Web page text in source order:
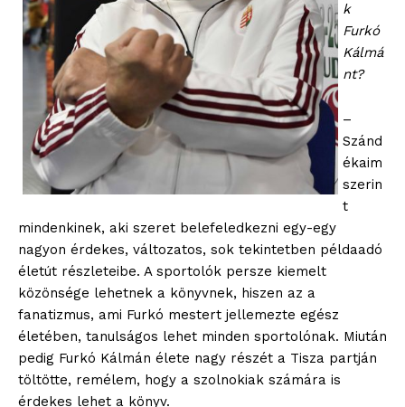
k
Furkó
Kálmá
nt?
–
Szánd
ékaim
szerin
t
mindenkinek, aki szeret belefeledkezni egy-egy
nagyon érdekes, változatos, sok tekintetben példaadó
életút részleteibe. A sportolók persze kiemelt
közönsége lehetnek a könyvnek, hiszen az a
fanatizmus, ami Furkó mestert jellemezte egész
életében, tanulságos lehet minden sportolónak. Miután
pedig Furkó Kálmán élete nagy részét a Tisza partján
töltötte, remélem, hogy a szolnokiak számára is
érdekes lehet a könyv.